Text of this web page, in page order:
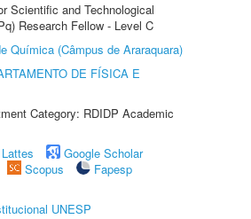
Scientific and Technological
Research Fellow - Level C
Química (Câmpus de Araraquara)
DE FÍSICA E
Category: RDIDP Academic
Google Scholar
Scopus
Fapesp
UNESP